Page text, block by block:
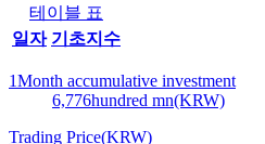
테이블 표
일자 기초지수
1Month accumulative investment
6,776hundred mn(KRW)
Trading Price(KRW)